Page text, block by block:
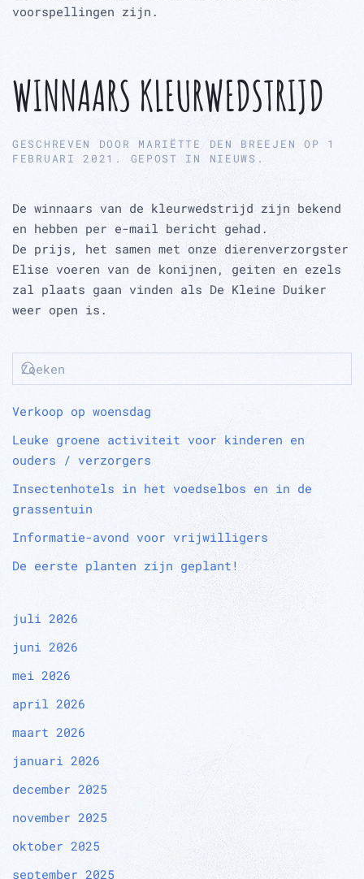
voorspellingen zijn.
WINNAARS KLEURWEDSTRIJD
GESCHREVEN DOOR MARIËTTE DEN BREEJEN OP 1
FEBRUARI 2021 . GEPOST IN NIEUWS .
De winnaars van de kleurwedstrijd zijn bekend
en hebben per e-mail bericht gehad.
De prijs, het samen met onze dierenverzorgster
Elise voeren van de konijnen, geiten en ezels
zal plaats gaan vinden als De Kleine Duiker
weer open is.
Verkoop op woensdag
Leuke groene activiteit voor kinderen en
ouders / verzorgers
Insectenhotels in het voedselbos en in de
grassentuin
Informatie-avond voor vrijwilligers
De eerste planten zijn geplant!
juli 2026
juni 2026
mei 2026
april 2026
maart 2026
januari 2026
december 2025
november 2025
oktober 2025
september 2025